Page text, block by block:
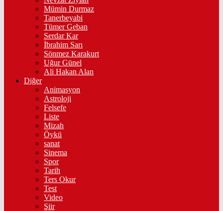
Mümin Durmaz
Tanerbeyabi
Tümer Geban
Serdar Kar
İbrahim Sarı
Sönmez Karakurt
Uğur Günel
Ali Hakan Alan
Diğer
Animasyon
Astroloji
Felsefe
Liste
Mizah
Öykü
sanat
Sinema
Spor
Tarih
Ters Okur
Test
Video
Şiir